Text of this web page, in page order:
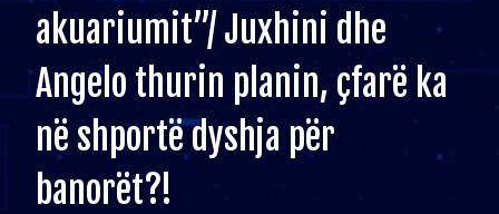
akuariumit”/ Juxhini dhe
Angelo thurin planin, çfarë ka
në shportë dyshja për
banorët?!